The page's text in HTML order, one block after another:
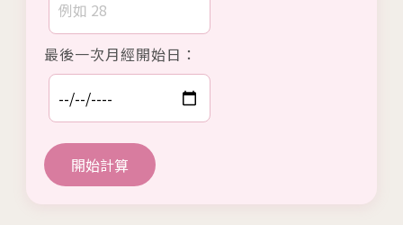
最後一次月經開始日：
開始計算